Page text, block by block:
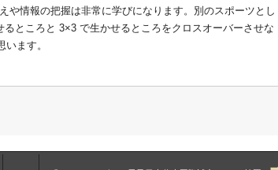
や情報の把握は非常に学びになります。別のスポーツとし
ところと 3×3 で生かせるところをクロスオーバーさせな
ます。